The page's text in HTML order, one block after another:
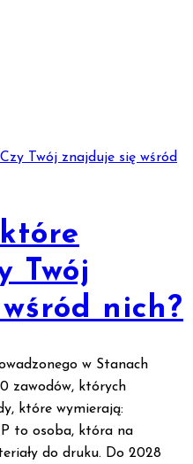
Twój
nich?
w Stanach
zawodów, których
które wymierają:
to osoba, która na
do druku. Do 2028